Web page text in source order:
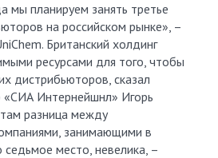
мы планируем занять третье
на российском рынке», –
Британский холдинг
ресурсами для того, чтобы
дистрибьюторов, сказал
«СИА Интернейшнл» Игорь
разница между
занимающими в
седьмое место, невелика, –